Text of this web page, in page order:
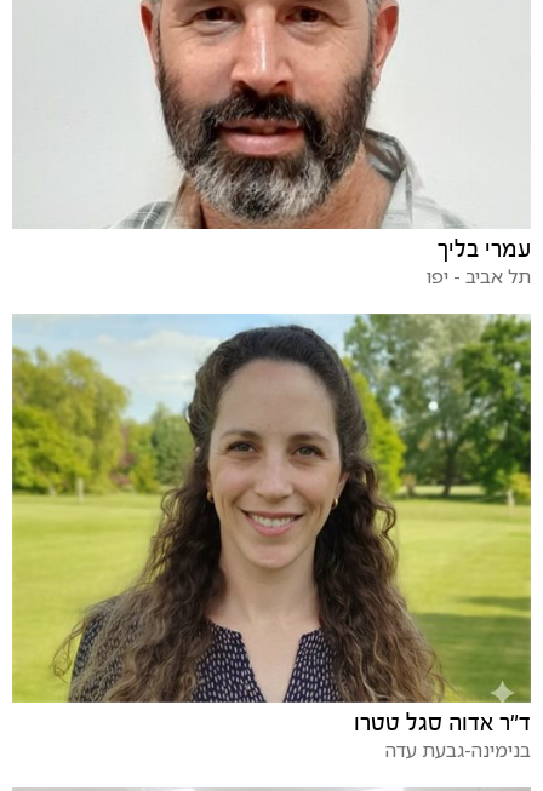
עמרי בליך
תל אביב - יפו
ד"ר אדוה סגל טטרו
בנימינה-גבעת עדה